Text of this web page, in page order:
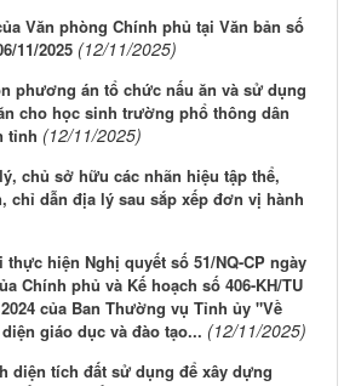
Văn phòng Chính phủ tại Văn bản số
11/2025 (12/11/2025)
phương án tổ chức nấu ăn và sử dụng
cho học sinh trường phổ thông dân
tỉnh (12/11/2025)
chủ sở hữu các nhãn hiệu tập thể,
chỉ dẫn địa lý sau sắp xếp đơn vị hành
thực hiện Nghị quyết số 51/NQ-CP ngày
Chính phủ và Kế hoạch số 406-KH/TU
của Ban Thường vụ Tỉnh ủy "Về
giáo dục và đào tạo... (12/11/2025)
diện tích đất sử dụng để xây dựng